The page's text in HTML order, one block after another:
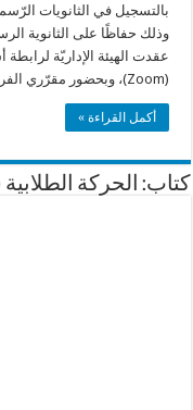
وذلك حفاظًا على الثانوية
عقدت الهيئة الإداريّة لرابطة
(Zoom)، وبحضور مقرّري الفروع، وناقشت خلاله …
أكمل القراءة »
كتاب: الحركة